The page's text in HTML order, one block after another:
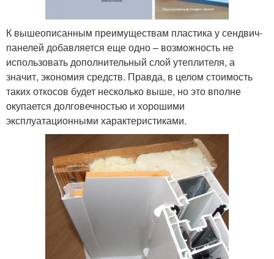
К вышеописанным преимуществам пластика у сендвич-
панелей добавляется еще одно – возможность не
использовать дополнительный слой утеплителя, а
значит, экономия средств. Правда, в целом стоимость
таких откосов будет несколько выше, но это вполне
окупается долговечностью и хорошими
эксплуатационными характеристиками.